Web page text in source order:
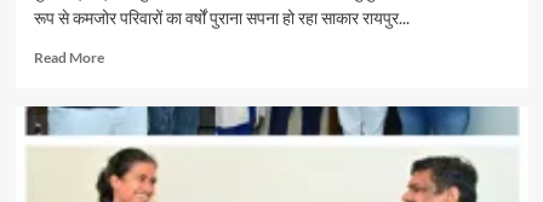
रूप से कमजोर परिवारों का वर्षों पुराना सपना हो रहा साकार रायपुर...
Read MoreRead
पर्यटन
एवं
संस्कृति
मंत्री